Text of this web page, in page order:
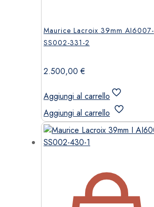
Maurice Lacroix 39mm AI6007-
SS002-331-2
2.500,00€
Aggiungi al carrello
Aggiungi al carrello